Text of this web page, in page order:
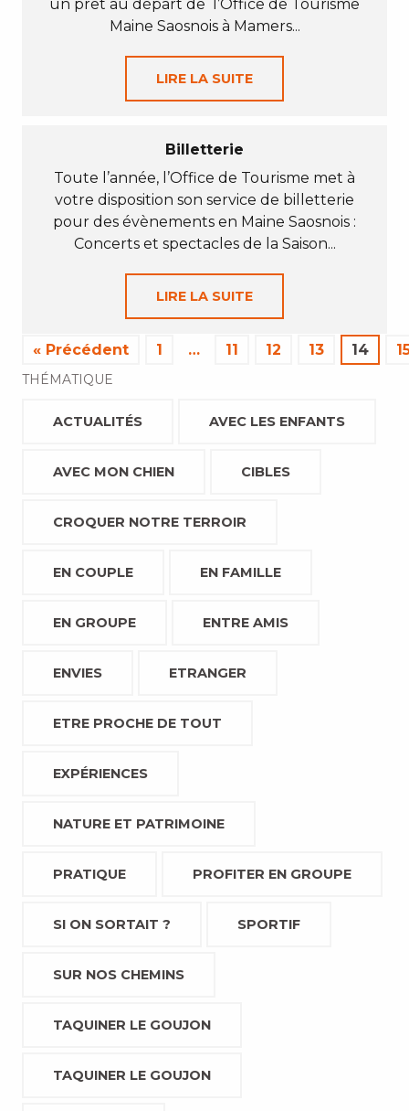
un prêt au départ de l’Office de Tourisme
Maine Saosnois à Mamers...
LIRE LA SUITE
Billetterie
Toute l’année, l’Office de Tourisme met à
votre disposition son service de billetterie
pour des évènements en Maine Saosnois :
Concerts et spectacles de la Saison...
LIRE LA SUITE
« Précédent 1 … 11 12 13 14
THÉMATIQUE
ACTUALITÉS AVEC LES ENFANTS
AVEC MON CHIEN CIBLES
CROQUER NOTRE TERROIR
EN COUPLE EN FAMILLE
EN GROUPE ENTRE AMIS
ENVIES ETRANGER
ETRE PROCHE DE TOUT
EXPÉRIENCES
NATURE ET PATRIMOINE
PRATIQUE PROFITER EN GROUPE
SI ON SORTAIT ? SPORTIF
SUR NOS CHEMINS
TAQUINER LE GOUJON
TAQUINER LE GOUJON